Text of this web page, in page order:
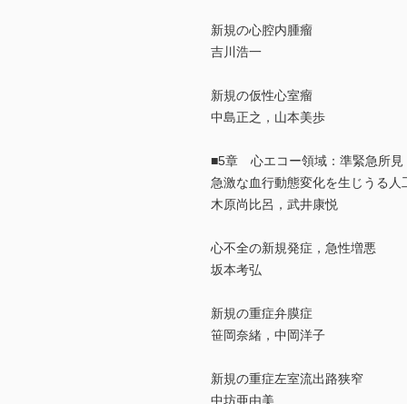
新規の心腔内腫瘤
吉川浩一
新規の仮性心室瘤
中島正之，山本美歩
■5章 心エコー領域：準緊急所見
急激な血行動態変化を生じうる人
木原尚比呂，武井康悦
心不全の新規発症，急性増悪
坂本考弘
新規の重症弁膜症
笹岡奈緒，中岡洋子
新規の重症左室流出路狭窄
中坊亜由美